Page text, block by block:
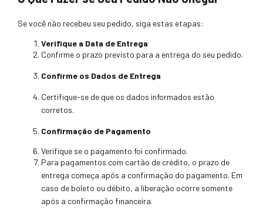
Se você não recebeu seu pedido, siga estas etapas:
Verifique a Data de Entrega
Confirme o prazo previsto para a entrega do seu pedido.
Confirme os Dados de Entrega
Certifique-se de que os dados informados estão
corretos.
Confirmação de Pagamento
Verifique se o pagamento foi confirmado.
Para pagamentos com cartão de crédito, o prazo de
entrega começa após a confirmação do pagamento. Em
caso de boleto ou débito, a liberação ocorre somente
após a confirmação financeira.